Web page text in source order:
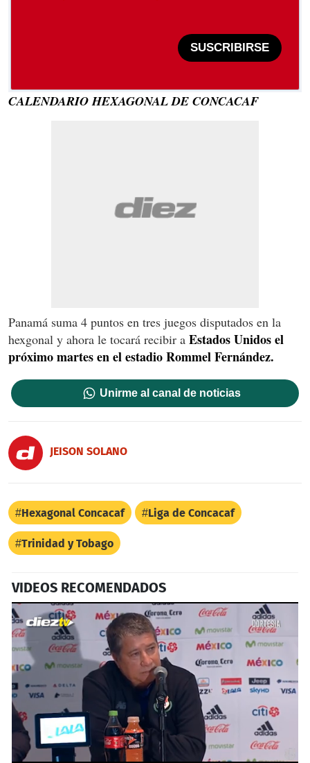
SUSCRIBIRSE
CALENDARIO HEXAGONAL DE CONCACAF
Panamá suma 4 puntos en tres juegos disputados en la
hexgonal y ahora le tocará recibir a Estados Unidos el
próximo martes en el estadio Rommel Fernández.
Unirme al canal de noticias
JEISON SOLANO
Hexagonal Concacaf Liga de Concacaf
Trinidad y Tobago
VIDEOS RECOMENDADOS